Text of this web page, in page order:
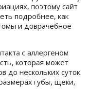
поэтому сайт
подробнее, как
и доврачебное
с аллергеном
которая может
до нескольких суток.
губы, щеки,